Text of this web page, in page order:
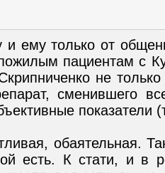
и ему только от
пациентам с
не
сменившего
обаятельная.
есть. К стати, и в